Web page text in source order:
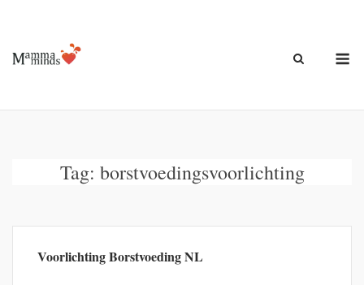
de
inhoud
Tag: borstvoedingsvoorlichting
Voorlichting Borstvoeding NL